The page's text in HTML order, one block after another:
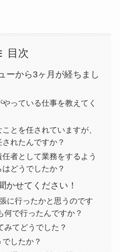
目次
ーから3ヶ月が経ちまし
っている仕事を教えてく
とを任されていますが、
れたんですか？
者として業務をするよう
どうでしたか？
かせてください！
に行ったかと思うのです
何で行ったんですか？
みてどうでした？
したか？